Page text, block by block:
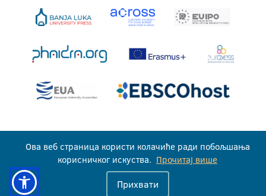
Универзитет у Бањој Луци © 2026
Сва права задржана
Ова веб страница користи колачиће ради побољшања
корисничког искуства. Прочитај више
Прихвати